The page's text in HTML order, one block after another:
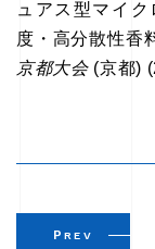
ュアス型マイ
度・高分散性香
京都大会(京都)
PREV